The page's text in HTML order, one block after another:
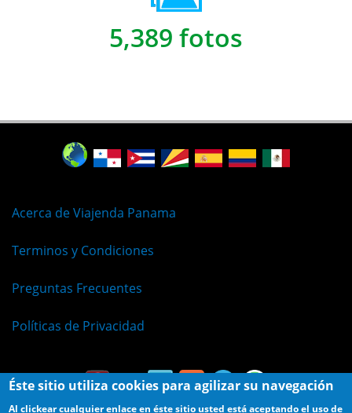
5,389 fotos
Acerca de Viajenda Panama
Terminos y Condiciones
Preguntas Frecuentes
Políticas de Privacidad
Éste sitio utiliza cookies para agilizar su navegación
Al clickear cualquier enlace en éste sitio usted está aceptando el uso de